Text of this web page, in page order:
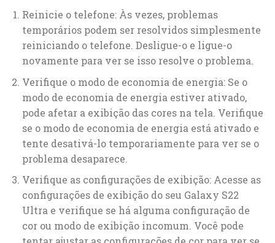
Reinicie o telefone: Às vezes, problemas
temporários podem ser resolvidos simplesmente
reiniciando o telefone. Desligue-o e ligue-o
novamente para ver se isso resolve o problema.
Verifique o modo de economia de energia: Se o
modo de economia de energia estiver ativado,
pode afetar a exibição das cores na tela. Verifique
se o modo de economia de energia está ativado e
tente desativá-lo temporariamente para ver se o
problema desaparece.
Verifique as configurações de exibição: Acesse as
configurações de exibição do seu Galaxy S22
Ultra e verifique se há alguma configuração de
cor ou modo de exibição incomum. Você pode